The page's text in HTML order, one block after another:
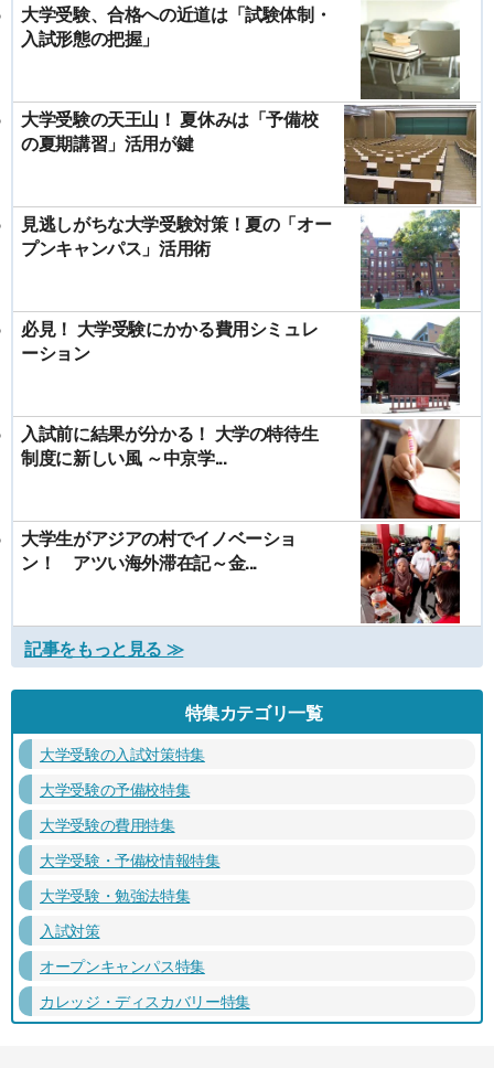
大学受験、合格への近道は「試験体制・
入試形態の把握」
大学受験の天王山！ 夏休みは「予備校
の夏期講習」活用が鍵
見逃しがちな大学受験対策！夏の「オー
プンキャンパス」活用術
必見！ 大学受験にかかる費用シミュレ
ーション
入試前に結果が分かる！ 大学の特待生
制度に新しい風 ～中京学...
大学生がアジアの村でイノベーショ
ン！ アツい海外滞在記～金...
記事をもっと見る ≫
特集カテゴリ一覧
大学受験の入試対策特集
大学受験の予備校特集
大学受験の費用特集
大学受験・予備校情報特集
大学受験・勉強法特集
入試対策
オープンキャンパス特集
カレッジ・ディスカバリー特集